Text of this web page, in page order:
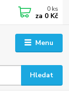
Menu
Hledat
0 ks
za 0 Kč